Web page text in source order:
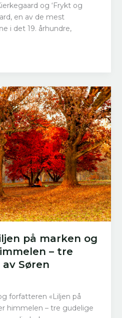
og ‘Frykt og
en av de mest
i det 19. århundre,
på marken og
– tre
Søren
forfatteren «Liljen på
himmelen – tre gudelige